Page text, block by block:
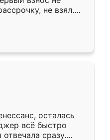
не взял.
с прямыми
адекватно.
осталась
всё быстро
сразу.